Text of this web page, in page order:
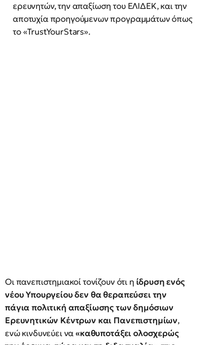
ερευνητών, την απαξίωση του ΕΛΙΔΕΚ, και την
αποτυχία προηγούμενων προγραμμάτων όπως
το «TrustYourStars».
Οι πανεπιστημιακοί τονίζουν ότι η ίδρυση ενός
νέου Υπουργείου δεν θα θεραπεύσει την
πάγια πολιτική απαξίωσης των δημόσιων
Ερευνητικών Κέντρων και Πανεπιστημίων,
ενώ κινδυνεύει να«καθυποτάξει ολοσχερώς